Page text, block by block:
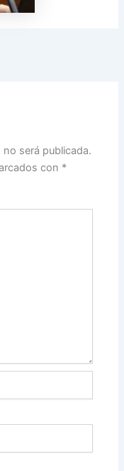
será publicada.
con *